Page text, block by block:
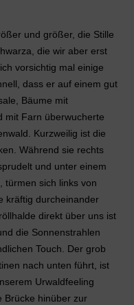
und größer, die Stille
die wir aber erst
vorsichtig mal einige
dass er auf einem gut
Bäume mit
mit Farn überwucherte
Kurzweilig ist die
Während sie rechts
und unter einem
türmen sich links von
kräftig durcheinander
direkt über uns ist
die Sonnenstrahlen
Touch. Der grob
nach unten führt, ist
Urwaldfeeling
Brücke hinüber zur